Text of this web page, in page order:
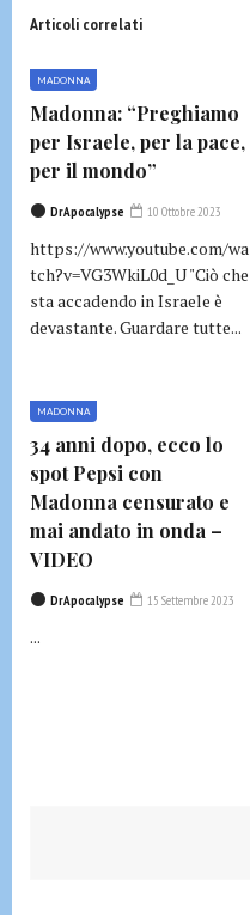
Articoli correlati
MADONNA
Madonna: “Preghiamo
per Israele, per la pace,
per il mondo”
DrApocalypse 10 Ottobre 2023
https://www.youtube.com/wa
tch?v=VG3WkiL0d_U "Ciò che
sta accadendo in Israele è
devastante. Guardare tutte...
MADONNA
34 anni dopo, ecco lo
spot Pepsi con
Madonna censurato e
mai andato in onda –
VIDEO
DrApocalypse 15 Settembre 2023
...